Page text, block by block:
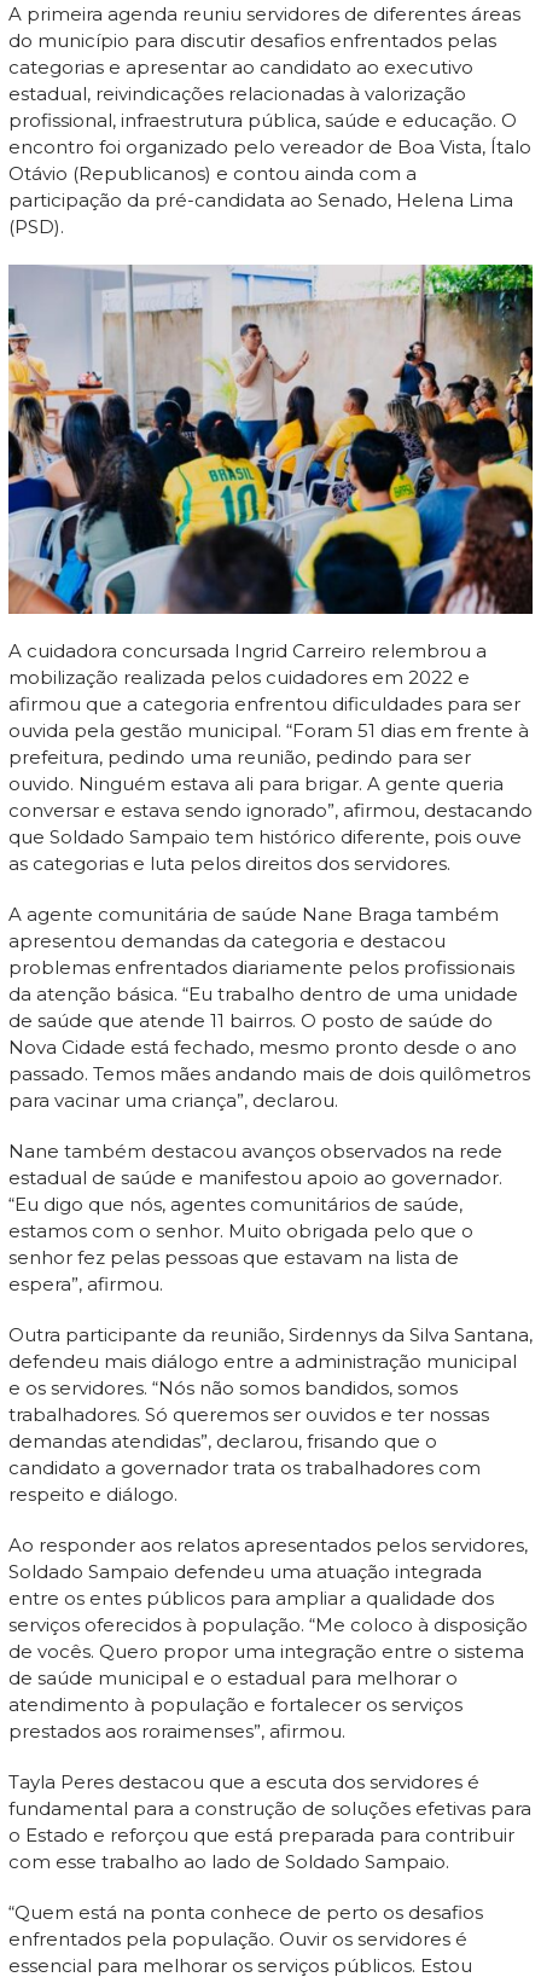
A primeira agenda reuniu servidores de diferentes áreas
do município para discutir desafios enfrentados pelas
categorias e apresentar ao candidato ao executivo
estadual, reivindicações relacionadas à valorização
profissional, infraestrutura pública, saúde e educação. O
encontro foi organizado pelo vereador de Boa Vista, Ítalo
Otávio (Republicanos) e contou ainda com a
participação da pré-candidata ao Senado, Helena Lima
(PSD).
A cuidadora concursada Ingrid Carreiro relembrou a
mobilização realizada pelos cuidadores em 2022 e
afirmou que a categoria enfrentou dificuldades para ser
ouvida pela gestão municipal. “Foram 51 dias em frente à
prefeitura, pedindo uma reunião, pedindo para ser
ouvido. Ninguém estava ali para brigar. A gente queria
conversar e estava sendo ignorado”, afirmou, destacando
que Soldado Sampaio tem histórico diferente, pois ouve
as categorias e luta pelos direitos dos servidores.
A agente comunitária de saúde Nane Braga também
apresentou demandas da categoria e destacou
problemas enfrentados diariamente pelos profissionais
da atenção básica. “Eu trabalho dentro de uma unidade
de saúde que atende 11 bairros. O posto de saúde do
Nova Cidade está fechado, mesmo pronto desde o ano
passado. Temos mães andando mais de dois quilômetros
para vacinar uma criança”, declarou.
Nane também destacou avanços observados na rede
estadual de saúde e manifestou apoio ao governador.
“Eu digo que nós, agentes comunitários de saúde,
estamos com o senhor. Muito obrigada pelo que o
senhor fez pelas pessoas que estavam na lista de
espera”, afirmou.
Outra participante da reunião, Sirdennys da Silva Santana,
defendeu mais diálogo entre a administração municipal
e os servidores. “Nós não somos bandidos, somos
trabalhadores. Só queremos ser ouvidos e ter nossas
demandas atendidas”, declarou, frisando que o
candidato a governador trata os trabalhadores com
respeito e diálogo.
Ao responder aos relatos apresentados pelos servidores,
Soldado Sampaio defendeu uma atuação integrada
entre os entes públicos para ampliar a qualidade dos
serviços oferecidos à população. “Me coloco à disposição
de vocês. Quero propor uma integração entre o sistema
de saúde municipal e o estadual para melhorar o
atendimento à população e fortalecer os serviços
prestados aos roraimenses”, afirmou.
Tayla Peres destacou que a escuta dos servidores é
fundamental para a construção de soluções efetivas para
o Estado e reforçou que está preparada para contribuir
com esse trabalho ao lado de Soldado Sampaio.
“Quem está na ponta conhece de perto os desafios
enfrentados pela população. Ouvir os servidores é
essencial para melhorar os serviços públicos. Estou